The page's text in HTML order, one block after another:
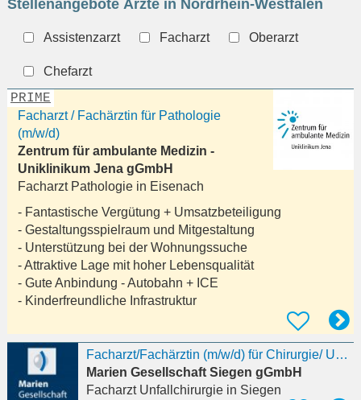
eingeben
Stellenangebote Ärzte in Nordrhein-Westfalen
Assistenzarzt Facharzt Oberarzt
Chefarzt
PRIME
Facharzt / Fachärztin für Pathologie
(m/w/d)
Zentrum für ambulante Medizin -
Uniklinikum Jena gGmbH
Facharzt Pathologie in Eisenach
- Fantastische Vergütung + Umsatzbeteiligung
- Gestaltungsspielraum und Mitgestaltung
- Unterstützung bei der Wohnungssuche
- Attraktive Lage mit hoher Lebensqualität
- Gute Anbindung - Autobahn + ICE
- Kinderfreundliche Infrastruktur
Facharzt/Fachärztin (m/w/d) für Chirurgie/ Unfallchirurgie und Orthopädie in Vollzeit
Marien Gesellschaft Siegen gGmbH
Facharzt Unfallchirurgiein Siegen